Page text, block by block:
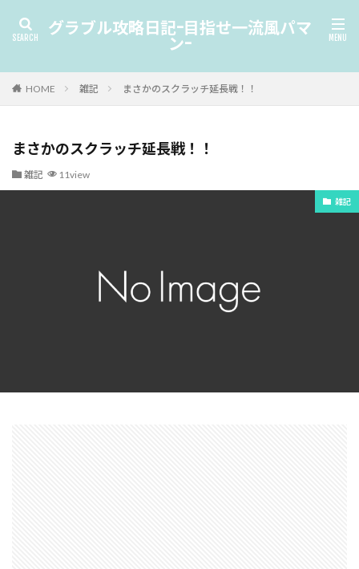
グラブル攻略日記-目指せ一流風パマ
ン-
HOME 雑記 まさかのスクラッチ延長戦！！
まさかのスクラッチ延長戦！！
雑記 11view
雑記